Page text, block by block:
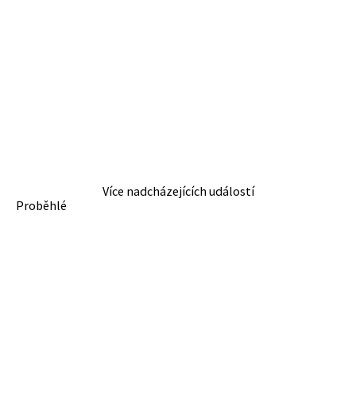
Více nadcházejících událostí
Proběhlé